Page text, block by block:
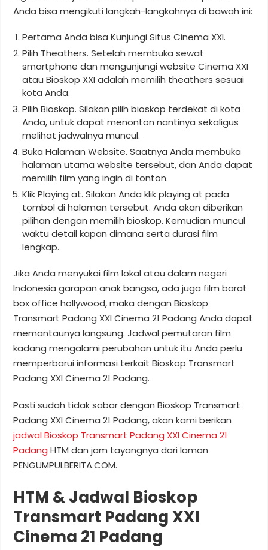
Anda bisa mengikuti langkah-langkahnya di bawah ini:
Pertama Anda bisa Kunjungi Situs Cinema XXI.
Pilih Theathers. Setelah membuka sewat
smartphone dan mengunjungi website Cinema XXI
atau Bioskop XXI adalah memilih theathers sesuai
kota Anda.
Pilih Bioskop. Silakan pilih bioskop terdekat di kota
Anda, untuk dapat menonton nantinya sekaligus
melihat jadwalnya muncul.
Buka Halaman Website. Saatnya Anda membuka
halaman utama website tersebut, dan Anda dapat
memilih film yang ingin di tonton.
Klik Playing at. Silakan Anda klik playing at pada
tombol di halaman tersebut. Anda akan diberikan
pilihan dengan memilih bioskop. Kemudian muncul
waktu detail kapan dimana serta durasi film
lengkap.
Jika Anda menyukai film lokal atau dalam negeri
Indonesia garapan anak bangsa, ada juga film barat
box office hollywood, maka dengan Bioskop
Transmart Padang XXI Cinema 21 Padang Anda dapat
memantaunya langsung. Jadwal pemutaran film
kadang mengalami perubahan untuk itu Anda perlu
memperbarui informasi terkait Bioskop Transmart
Padang XXI Cinema 21 Padang.
Pasti sudah tidak sabar dengan Bioskop Transmart
Padang XXI Cinema 21 Padang, akan kami berikan
jadwal Bioskop Transmart Padang XXI Cinema 21
Padang HTM dan jam tayangnya dari laman
PENGUMPULBERITA.COM.
HTM & Jadwal Bioskop
Transmart Padang XXI
Cinema 21 Padang